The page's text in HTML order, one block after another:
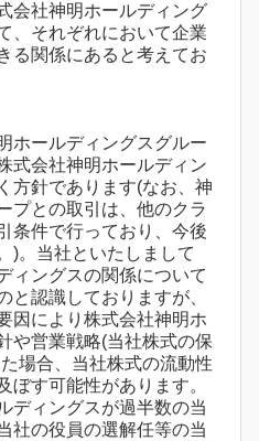
会社神明ホールディング
、それぞれにおいて企業
る関係にあると考えてお
ホールディングスグルー
式会社神明ホールディン
方針であります(なお、神
プとの取引は、他のクラ
条件で行っており、今後
)。当社といたしまして
ィングスの関係について
と認識しておりますが、
因により株式会社神明ホ
や営業戦略(当社株式の保
場合、当社株式の流動性
ぼす可能性があります。
ディングスが過半数の当
社の役員の選解任等の当